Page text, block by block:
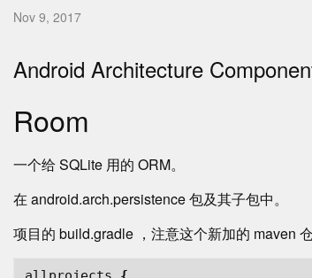
Nov 9, 2017
Android Architecture
Room
一个给 SQLite 用的 ORM。
在 android.arch.persistence 包及其子包中。
项目的 build.gradle ，注意这个新加的 maven